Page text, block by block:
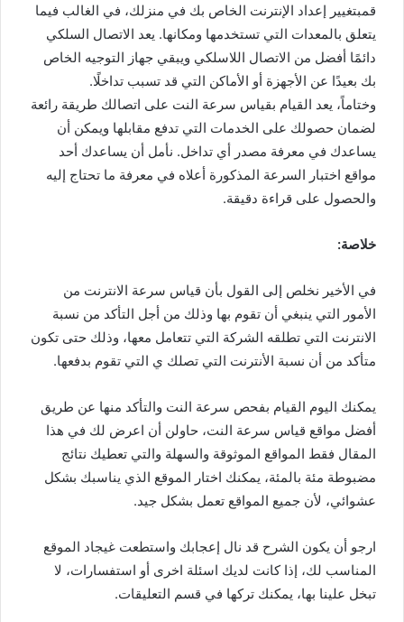
قمبتغيير إعداد الإنترنت الخاص بك في منزلك، في الغالب فيما
يتعلق بالمعدات التي تستخدمها ومكانها. يعد الاتصال السلكي
دائمًا أفضل من الاتصال اللاسلكي ويبقي جهاز التوجيه الخاص
بك بعيدًا عن الأجهزة أو الأماكن التي قد تسبب تداخلًا.
وختاماً، يعد القيام بقياس سرعة النت على اتصالك طريقة رائعة
لضمان حصولك على الخدمات التي تدفع مقابلها ويمكن أن
يساعدك في معرفة مصدر أي تداخل. نأمل أن يساعدك أحد
مواقع اختبار السرعة المذكورة أعلاه في معرفة ما تحتاج إليه
والحصول على قراءة دقيقة.
خلاصة:
في الأخير نخلص إلى القول بأن قياس سرعة الانترنت من
الأمور التي ينبغي أن تقوم بها وذلك من أجل التأكد من نسبة
الانترنت التي تطلقه الشركة التي تتعامل معها، وذلك حتى تكون
متأكد من أن نسبة الأنترنت التي تصلك ي التي تقوم بدفعها.
يمكنك اليوم القيام بفحص سرعة النت والتأكد منها عن طريق
أفضل مواقع قياس سرعة النت، حاولن أن اعرض لك في هذا
المقال فقط المواقع الموثوقة والسهلة والتي تعطيك نتائج
مضبوطة مئة بالمئة، يمكنك اختار الموقع الذي يناسبك بشكل
عشوائي، لأن جميع المواقع تعمل بشكل جيد.
ارجو أن يكون الشرح قد نال إعجابك واستطعت غيجاد الموقع
المناسب لك، إذا كانت لديك اسئلة اخرى أو استفسارات، لا
تبخل علينا بها، يمكنك تركها في قسم التعليقات.